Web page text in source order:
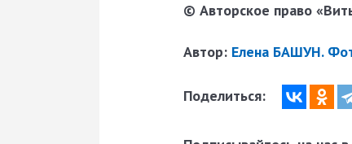
© Авторское право
Автор: Елена БАШУН.
Поделиться: